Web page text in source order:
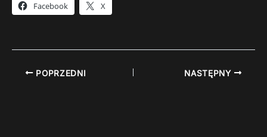
Facebook X
POPRZEDNI NASTĘPNY